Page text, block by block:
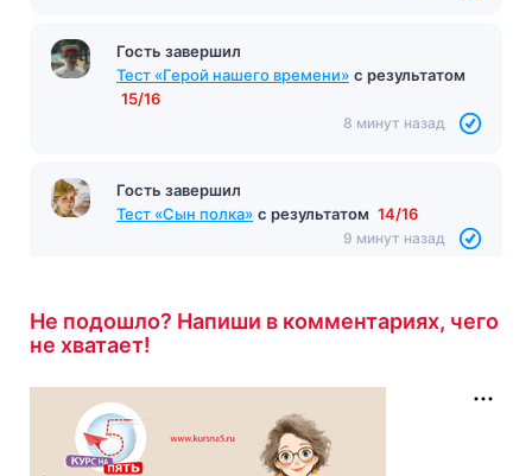
Гость завершил
Тест «Ася» с результатом 13/14
Тест «Герой нашего времени»
15/16
8 минут назад
Гость завершил
Тест «Сын полка»
Не подошло? Напиши в комментариях, чего
не хватает!